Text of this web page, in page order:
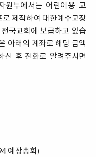
원부에서는 어린이용 교
제작하여 대한예수교장
국교회에 보급하고 있습
아래의 계좌로 해당 금액
신 후 전화로 알려주시면
예장총회)